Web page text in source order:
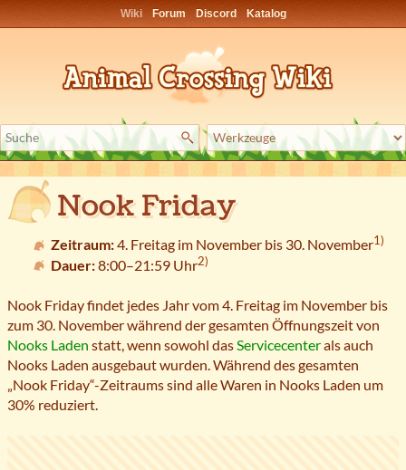
Wiki Forum Discord Katalog
Nook Friday
Zeitraum:4. Freitag im November bis 30. November1)
Dauer:8:00–21:59 Uhr2)
Nook Friday findet jedes Jahr vom 4. Freitag im November bis
zum 30. November während der gesamten Öffnungszeit von
Nooks Laden statt, wenn sowohl dasServicecenterals auch
Nooks Laden ausgebaut wurden. Während des gesamten
„Nook Friday“-Zeitraums sind alle Waren in Nooks Laden um
30% reduziert.